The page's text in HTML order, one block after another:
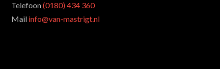
Telefoon(0180) 434 360
Mail info@van-mastrigt.nl